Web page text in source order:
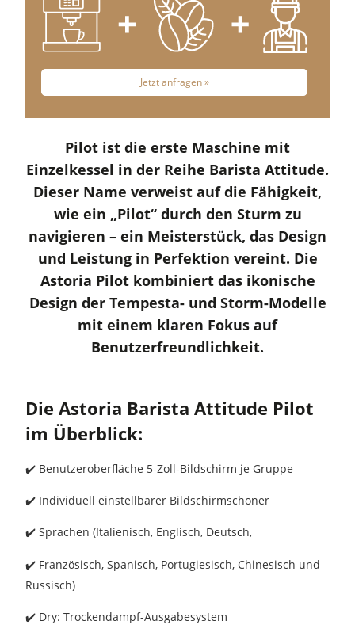
Jetzt anfragen »
Pilot ist die erste Maschine mit
Einzelkessel in der Reihe Barista Attitude.
Dieser Name verweist auf die Fähigkeit,
wie ein „Pilot“ durch den Sturm zu
navigieren – ein Meisterstück, das Design
und Leistung in Perfektion vereint. Die
Astoria Pilot kombiniert das ikonische
Design der Tempesta- und Storm-Modelle
mit einem klaren Fokus auf
Benutzerfreundlichkeit.
Die Astoria Barista Attitude Pilot
im Überblick:
✔️ Benutzeroberfläche 5-Zoll-Bildschirm je Gruppe
✔️ Individuell einstellbarer Bildschirmschoner
✔️Sprachen (Italienisch, Englisch, Deutsch,
✔️ Französisch, Spanisch, Portugiesisch, Chinesisch und
Russisch)
✔️ Dry: Trockendampf-Ausgabesystem